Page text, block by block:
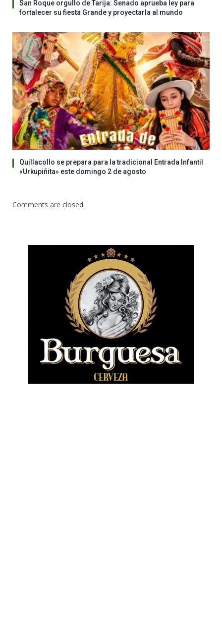
San Roque orgullo de Tarija: Senado aprueba ley para
fortalecer su fiesta Grande y proyectarla al mundo
Quillacollo se prepara para la tradicional Entrada Infantil
«Urkupiñita» este domingo 2 de agosto
Comments are closed.